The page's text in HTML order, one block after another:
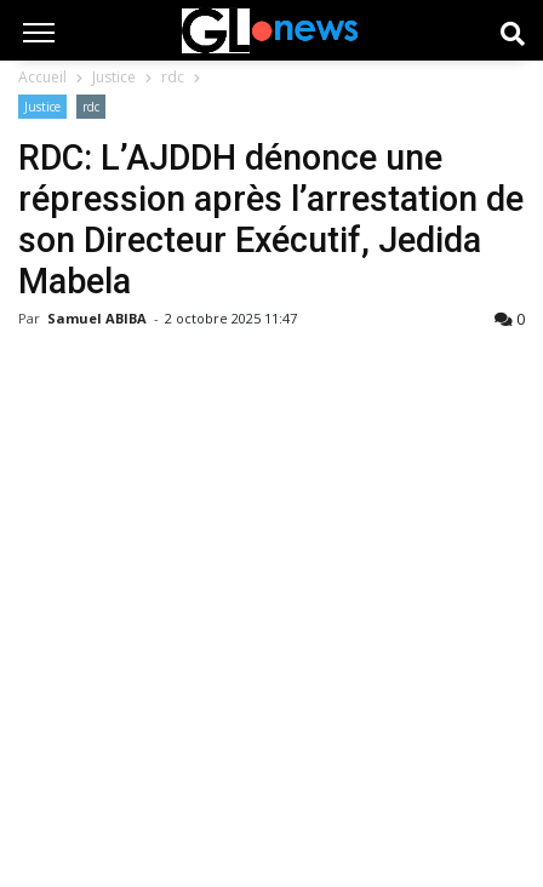
Accueil Justice rdc
Justice rdc
RDC: L’AJDDH dénonce une
répression après l’arrestation de
son Directeur Exécutif, Jedida
Mabela
Par Samuel ABIBA - 2 octobre 2025 11:47 0